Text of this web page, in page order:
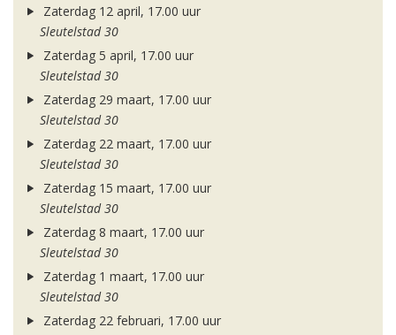
Zaterdag 12 april, 17.00 uur
Sleutelstad 30
Zaterdag 5 april, 17.00 uur
Sleutelstad 30
Zaterdag 29 maart, 17.00 uur
Sleutelstad 30
Zaterdag 22 maart, 17.00 uur
Sleutelstad 30
Zaterdag 15 maart, 17.00 uur
Sleutelstad 30
Zaterdag 8 maart, 17.00 uur
Sleutelstad 30
Zaterdag 1 maart, 17.00 uur
Sleutelstad 30
Zaterdag 22 februari, 17.00 uur